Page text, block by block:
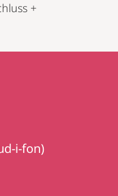
+
i-fon)